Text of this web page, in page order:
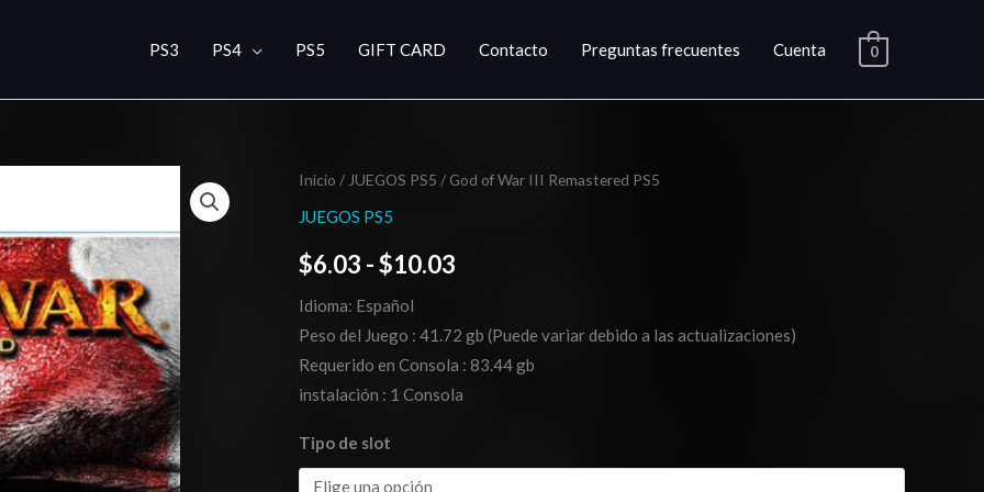
PS3 PS4 PS5 GIFT CARD Contacto Preguntas frecuentes Cuenta 0
Inicio / JUEGOS PS5 / God of War III Remastered PS5
JUEGOS PS5
$6.03 -$10.03
Rango
desde
$6.03
Idioma: Español
Peso del Juego : 41.72 gb (Puede variar debido a las actualizaciones)
Requerido en Consola : 83.44 gb
instalación : 1 Consola
Tipo de slot
God
of
III
Remastered
PS5
cantidad